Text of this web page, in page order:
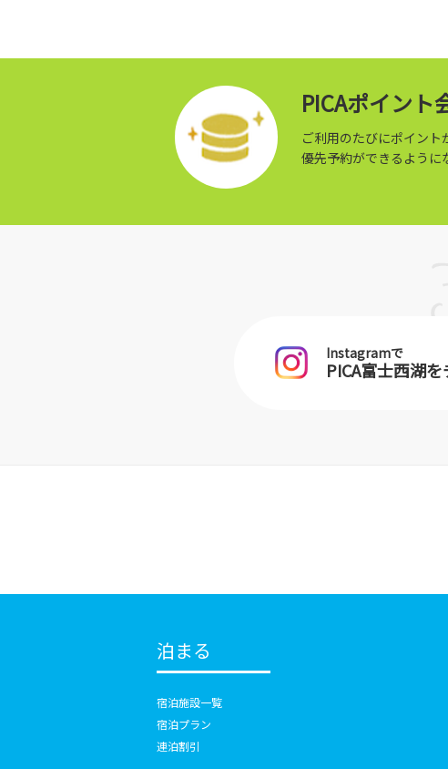
PICAポイント
ご利用のたびにポイント
優先予約ができるように
Instagramで
PICA富士西湖
泊まる
宿泊施設一覧
宿泊プラン
連泊割引